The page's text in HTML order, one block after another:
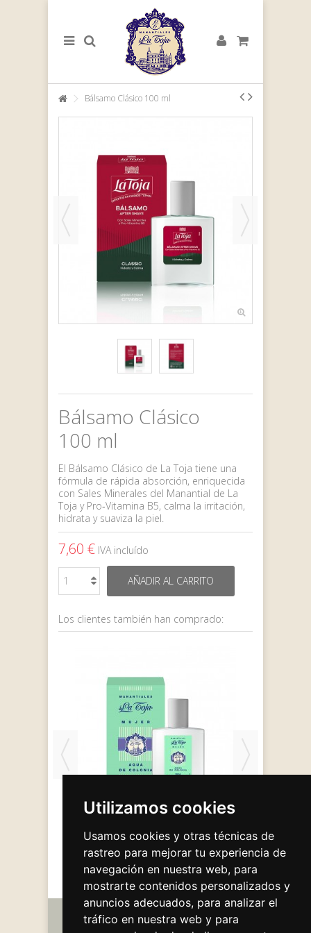
Utilizamos cookies
Usamos cookies y otras técnicas de
rastreo para mejorar tu experiencia de
navegación en nuestra web, para
mostrarte contenidos personalizados y
anuncios adecuados, para analizar el
tráfico en nuestra web y para
Bálsamo Clásico 100 ml
Bálsamo Clásico
100 ml
El Bálsamo Clásico de La Toja tiene una
fórmula de rápida absorción, enriquecida
con Sales Minerales del Manantial de La
Toja y Pro‑Vitamina B5, calma la irritación,
hidrata y suaviza la piel.
7,60 € IVA incluído
AÑADIR AL CARRITO
Los clientes también han comprado:
11,20 €
Información